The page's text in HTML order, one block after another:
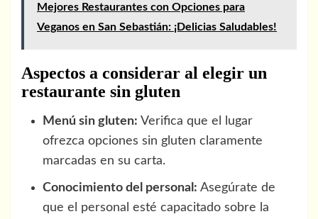
Mejores Restaurantes con Opciones para
Veganos en San Sebastián: ¡Delicias Saludables!
Aspectos a considerar al elegir un
restaurante sin gluten
Menú sin gluten: Verifica que el lugar
ofrezca opciones sin gluten claramente
marcadas en su carta.
Conocimiento del personal: Asegúrate de
que el personal esté capacitado sobre la